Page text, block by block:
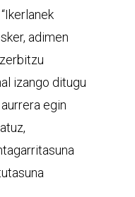
adimen
izango ditugu
egin